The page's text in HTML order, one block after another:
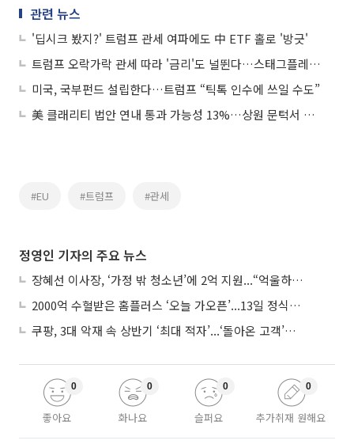
관련 뉴스
'딥시크 봤지?' 트럼프 관세 여파에도 中 ETF 홀로 '방긋'
트럼프 오락가락 관세 따라 '금리'도 널뛴다…스태그플레이션 우려도
미국, 국부펀드 설립한다…트럼프 “틱톡 인수에 쓰일 수도”
美 클래리티 법안 연내 통과 가능성 13%…상원 문턱서 제동
#EU #트럼프 #관세
정영인 기자의 주요 뉴스
장혜선 이사장, ‘가정 밖 청소년’에 2억 지원...“억울하고 아파도 단단해지길”
2000억 수혈받은 홈플러스 ‘오늘 가오픈’...13일 정식 개장 시험대
쿠팡, 3대 악재 속 상반기 ‘최대 적자’...‘돌아온 고객’에 수익성 반등 주목
좋아요
0
화나요
0
슬퍼요
0
추가취재 원해요
0